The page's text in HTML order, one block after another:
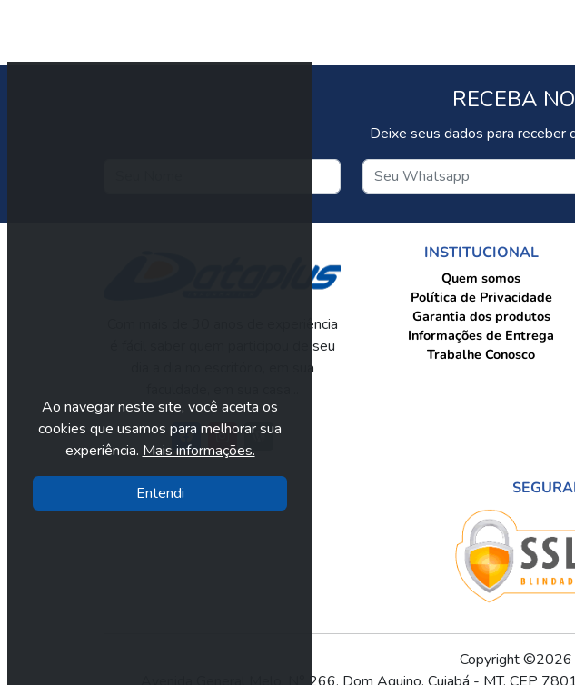
RECEBA
Deixe seus dados para receber
Com mais de 30 anos de experiência
é fácil saber quem participou de seu
dia a dia no escritório, em sua
INSTITUCIONAL
Quem somos
Política de Privacidade
Garantia dos produtos
Informações de Entrega
Trabalhe Conosco
Copyright ©2026
Ao navegar neste site, você aceita os
cookies que usamos para melhorar sua
experiência. Mais informações.
Entendi